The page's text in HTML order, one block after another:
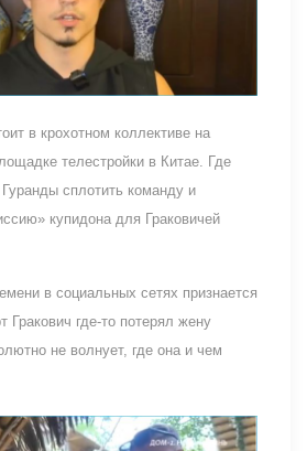
в крохотном коллективе на
телестройки в Китае. Где
сплотить команду и
купидона для Граковичей
в социальных сетях признается
Гракович где-то потерял жену
не волнует, где она и чем